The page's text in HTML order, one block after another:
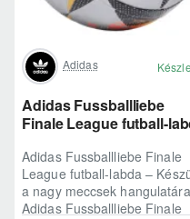
Adidas
Adidas Fussballliebe
Finale League futball-
Adidas Fussballliebe Finale
League futball-labda –
a nagy meccsek
Adidas Fussballliebe Finale